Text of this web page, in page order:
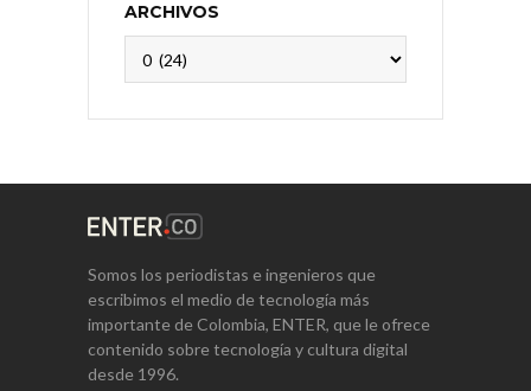
ARCHIVOS
Somos los periodistas e ingenieros que
escribimos el medio de tecnología más
importante de Colombia, ENTER, que le ofrece
contenido sobre tecnología y cultura digital
desde 1996.